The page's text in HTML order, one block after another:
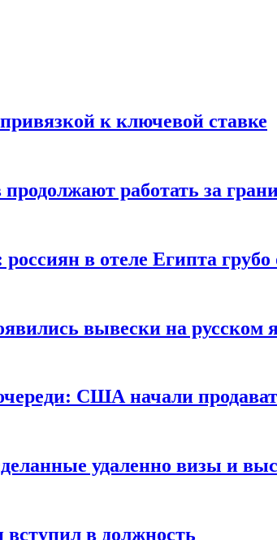
к ключевой ставке
работать за
в отеле Египта
вывески на русском
США начали
удаленно визы и
в должность